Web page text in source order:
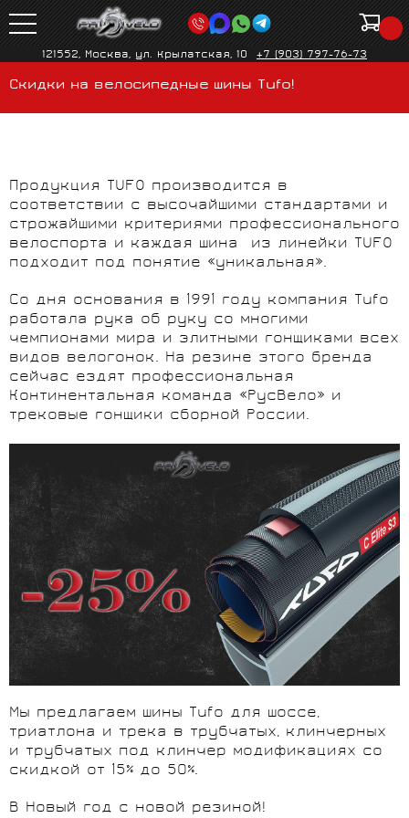
121552, Москва, ул. Крылатская, 10 +7 (903) 797-76-73
Скидки на велосипедные шины Tufo!
Продукция TUFO производится в
соответствии с высочайшими стандартами и
строжайшими критериями профессионального
велоспорта и каждая шина из линейки TUFO
подходит под понятие «уникальная».
Со дня основания в 1991 году компания Tufo
работала рука об руку со многими
чемпионами мира и элитными гонщиками всех
видов велогонок. На резине этого бренда
сейчас ездят профессиональная
Континентальная команда «РусВело» и
трековые гонщики сборной России.
Мы предлагаем шины Tufo для шоссе,
триатлона и трека в трубчатых, клинчерных
и трубчатых под клинчер модификациях со
скидкой от 15% до 50%.
В Новый год с новой резиной!